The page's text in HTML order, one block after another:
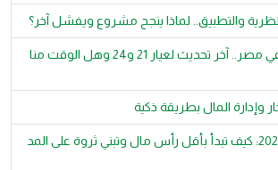
والتطبيق.. لماذا ينجح مشروع ويفشل آخر؟
أسعار الذهب اليوم في مصر.. آخر تحديث لعيار 21 و24 وهل الوقت منا
الاستثمار الذكي في 2026: كيف تبدأ بأقل رأس مال وتبني ثروة على المد